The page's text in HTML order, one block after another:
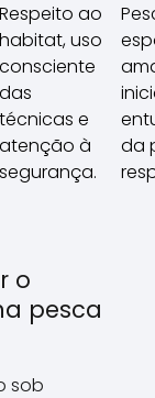
Respeito ao
habitat, uso
consciente
das
técnicas e
atenção à
segurança.
da
o
pesca
sob